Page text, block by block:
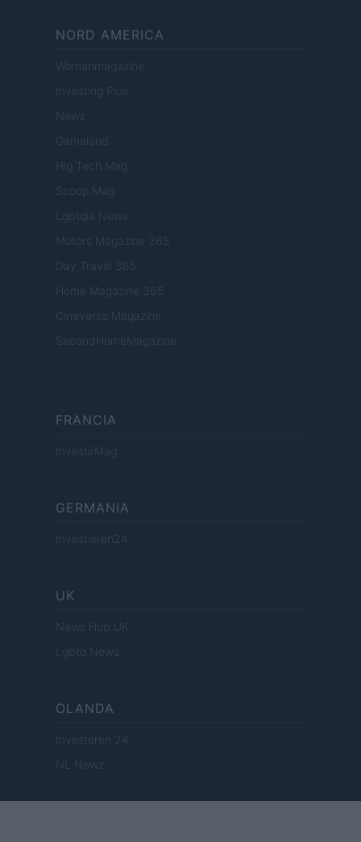
NORD AMERICA
Womanmagazine
Investing Plus
Newz
Gameland
Hig Tech Mag
Scoop Mag
Lgbtqia News
Motors Magazine 365
Day Travel 365
Home Magazine 365
Cineverse Magazine
SecondHomeMagazine
FRANCIA
InvestirMag
GERMANIA
Investieren24
UK
News Hub UK
Lgbtq News
OLANDA
Investeren 24
NL Newz